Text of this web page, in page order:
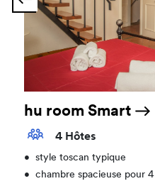
hu room Smart
4 Hôtes
•
style toscan typique
•
chambre spacieuse pour 4